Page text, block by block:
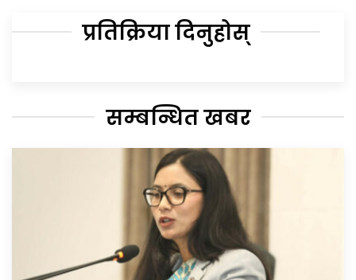
प्रतिक्रिया दिनुहोस्
सम्बन्धित खबर